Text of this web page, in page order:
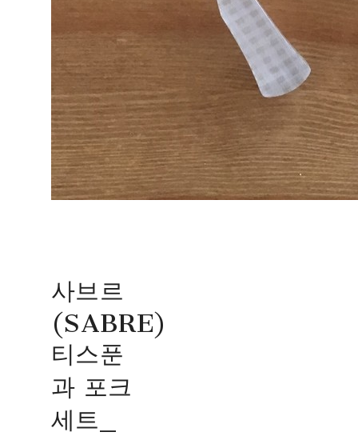
사브르
(SABRE)
티스푼
과 포크
세트_